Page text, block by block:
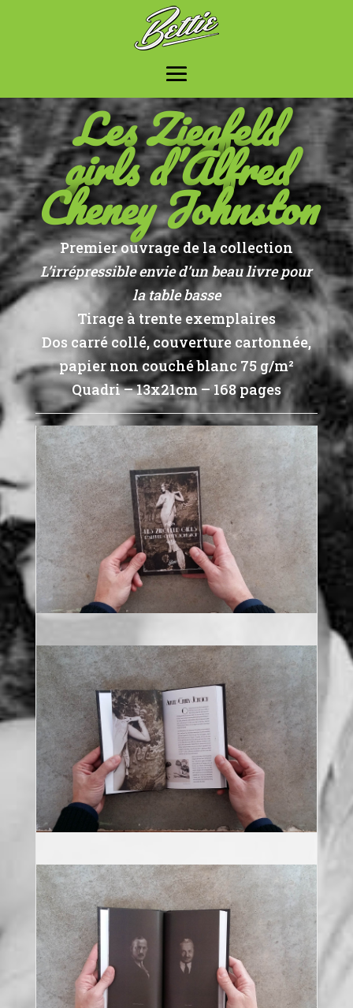
Les Ziegfeld
girls d’Alfred
Cheney Johnston
Premier ouvrage de la collection
L’irrépressible envie d’un beau livre pour
la table basse
Tirage à trente exemplaires
Dos carré collé, couverture cartonnée,
papier non couché blanc 75 g/m²
Quadri – 13x21cm – 168 pages